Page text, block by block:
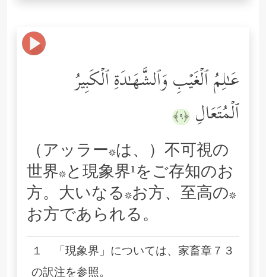
عَـٰلِمُ ٱلۡغَیۡبِ وَٱلشَّهَـٰدَةِ ٱلۡكَبِیرُ
ٱلۡمُتَعَالِ ﴿٩﴾
（アッラー*は、）不可視の
世界*と現象界¹をご存知のお
方。大いなる*お方、至高の*
お方であられる。
１ 「現象界」については、家畜章７３